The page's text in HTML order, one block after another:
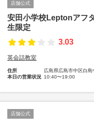
店舗公式
安田小学校Leptonア
生限定
3.03
英会話教室
住所
広島県広島市中区白島
本日の営業状況 10:40〜19:00
店舗公式